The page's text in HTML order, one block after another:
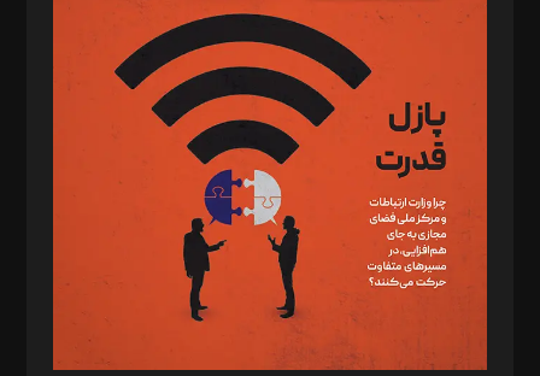
د‌بیر پیوست جهان: مینا پاکدل
د‌بیر تحریریه آنلاین: بابک نقاش
تحریریه‌: مجتبی محمود‌ی، آرش برهمند، یسنا امان‌پور، سروش کرمیان،
مصطفی مسجدی آرانی، ابوالفضل رجبی، زهرا فکرانه، فائزه فتحی
رستمی،مصطفی باستان
ویرایش: نگار استاد‌‌آقا
طراح یونیفرم: مجید توکلی
فیلمبرداری و عکاسی: امیر شفیعی، مانی لطفی زاده
گرافیک و صفحه‌آرایی: سید‌سبحان‌علی ثابت
مد‌یر توسعه تجاری: کامبیز برید‌
امور مالی: شاپور رهبری، محمد‌ کاظمی‌نیا